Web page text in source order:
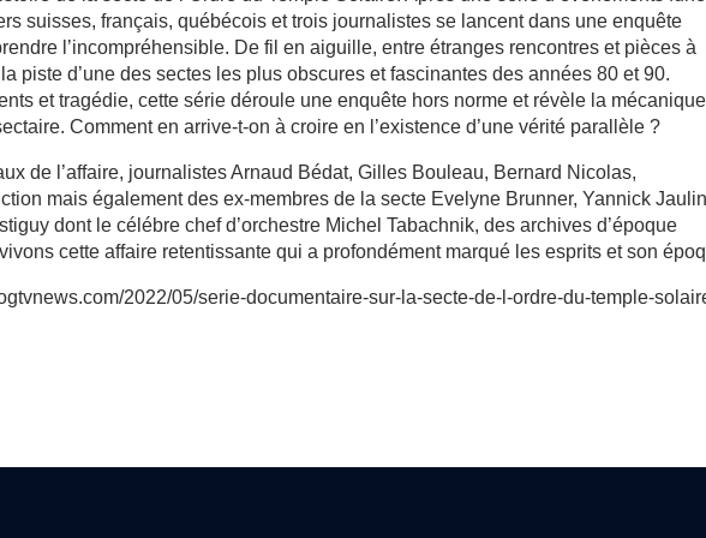
suisses, français, québécois et trois journalistes se lancent dans une enquête
l’incompréhensible. De fil en aiguille, entre étranges rencontres et pièces à
piste d’une des sectes les plus obscures et fascinantes des années 80 et 90.
et tragédie, cette série déroule une enquête hors norme et révèle la mécanique
Comment en arrive-t-on à croire en l’existence d’une vérité parallèle ?
de l’affaire, journalistes Arnaud Bédat, Gilles Bouleau, Bernard Nicolas,
mais également des ex-membres de la secte Evelyne Brunner, Yannick
dont le célébre chef d’orchestre Michel Tabachnik, des archives d’époque
cette affaire retentissante qui a profondément marqué les esprits et son
2022/05/serie-documentaire-sur-la-secte-de-l-ordre-du-temple-